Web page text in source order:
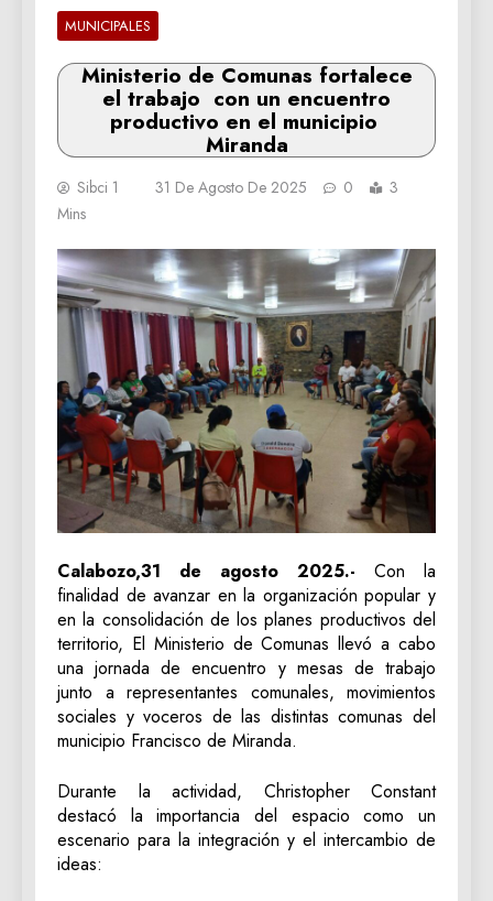
MUNICIPALES
Ministerio de Comunas fortalece
el trabajo con un encuentro
productivo en el municipio
Miranda
Sibci 1 31 De Agosto De 2025 0
3
Mins
Calabozo,31 de agosto 2025.- Con la
finalidad de avanzar en la organización popular y
en la consolidación de los planes productivos del
territorio, El Ministerio de Comunas llevó a cabo
una jornada de encuentro y mesas de trabajo
junto a representantes comunales, movimientos
sociales y voceros de las distintas comunas del
municipio Francisco de Miranda.
Durante la actividad, Christopher Constant
destacó la importancia del espacio como un
escenario para la integración y el intercambio de
ideas: